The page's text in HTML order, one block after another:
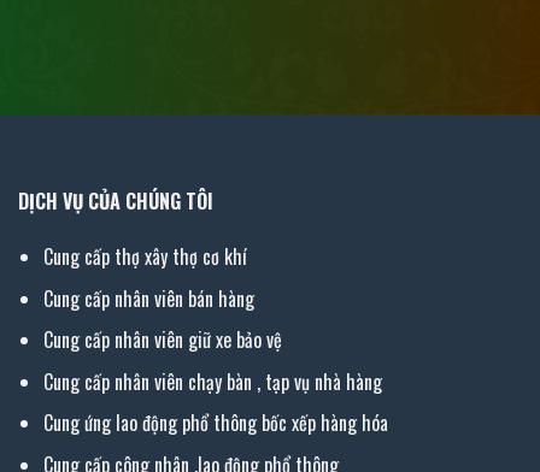
DỊCH VỤ CỦA CHÚNG TÔI
Cung cấp thợ xây thợ cơ khí
Cung cấp nhân viên bán hàng
Cung cấp nhân viên giữ xe bảo vệ
Cung cấp nhân viên chạy bàn , tạp vụ nhà hàng
Cung ứng lao động phổ thông bốc xếp hàng hóa
Cung cấp công nhân ,lao động phổ thông